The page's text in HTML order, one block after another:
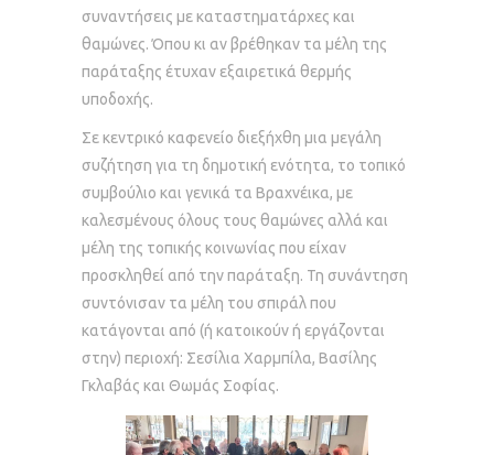
συναντήσεις με καταστηματάρχες και
θαμώνες. Όπου κι αν βρέθηκαν τα μέλη της
παράταξης έτυχαν εξαιρετικά θερμής
υποδοχής.
Σε κεντρικό καφενείο διεξήχθη μια μεγάλη
συζήτηση για τη δημοτική ενότητα, το τοπικό
συμβούλιο και γενικά τα Βραχνέικα, με
καλεσμένους όλους τους θαμώνες αλλά και
μέλη της τοπικής κοινωνίας που είχαν
προσκληθεί από την παράταξη. Τη συνάντηση
συντόνισαν τα μέλη του σπιράλ που
κατάγονται από (ή κατοικούν ή εργάζονται
στην) περιοχή: Σεσίλια Χαρμπίλα, Βασίλης
Γκλαβάς και Θωμάς Σοφίας.